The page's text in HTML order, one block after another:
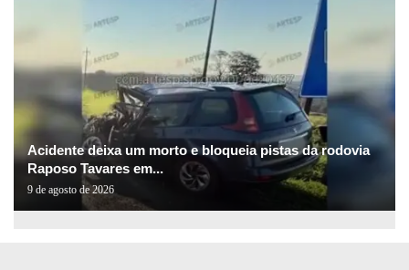
Acidente deixa um morto e bloqueia pistas da rodovia
Raposo Tavares em...
9 de agosto de 2026